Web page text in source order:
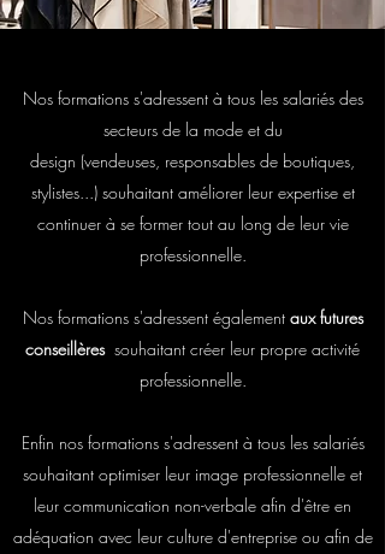
Nos formations s'adressent à tous les salariés des
secteurs de la mode et du
design (vendeuses, responsables de boutiques,
stylistes...) souhaitant améliorer leur expertise et
continuer à se former tout au long de leur vie
professionnelle.
Nos formations s'adressent également aux futures
conseillères souhaitant créer leur propre activité
professionnelle.
Enfin nos formations s'adressent à tous les salariés
souhaitant optimiser leur image professionnelle et
leur communication non-verbale afin d'être en
adéquation avec leur culture d'entreprise ou afin de